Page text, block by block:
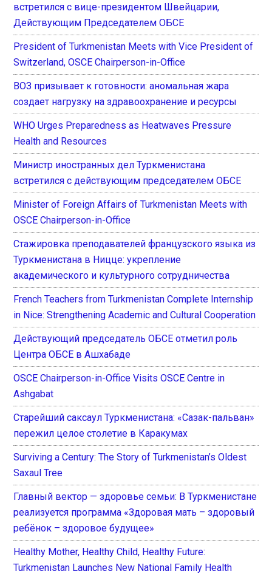
встретился с вице-президентом Швейцарии,
Действующим Председателем ОБСЕ
President of Turkmenistan Meets with Vice President of
Switzerland, OSCE Chairperson-in-Office
ВОЗ призывает к готовности: аномальная жара
создает нагрузку на здравоохранение и ресурсы
WHO Urges Preparedness as Heatwaves Pressure
Health and Resources
Министр иностранных дел Туркменистана
встретился с действующим председателем ОБСЕ
Minister of Foreign Affairs of Turkmenistan Meets with
OSCE Chairperson-in-Office
Стажировка преподавателей французского языка из
Туркменистана в Ницце: укрепление
академического и культурного сотрудничества
French Teachers from Turkmenistan Complete Internship
in Nice: Strengthening Academic and Cultural Cooperation
Действующий председатель ОБСЕ отметил роль
Центра ОБСЕ в Ашхабаде
OSCE Chairperson-in-Office Visits OSCE Centre in
Ashgabat
Старейший саксаул Туркменистана: «Сазак-пальван»
пережил целое столетие в Каракумах
Surviving a Century: The Story of Turkmenistan’s Oldest
Saxaul Tree
Главный вектор — здоровье семьи: В Туркменистане
реализуется программа «Здоровая мать – здоровый
ребёнок – здоровое будущее»
Healthy Mother, Healthy Child, Healthy Future:
Turkmenistan Launches New National Family Health